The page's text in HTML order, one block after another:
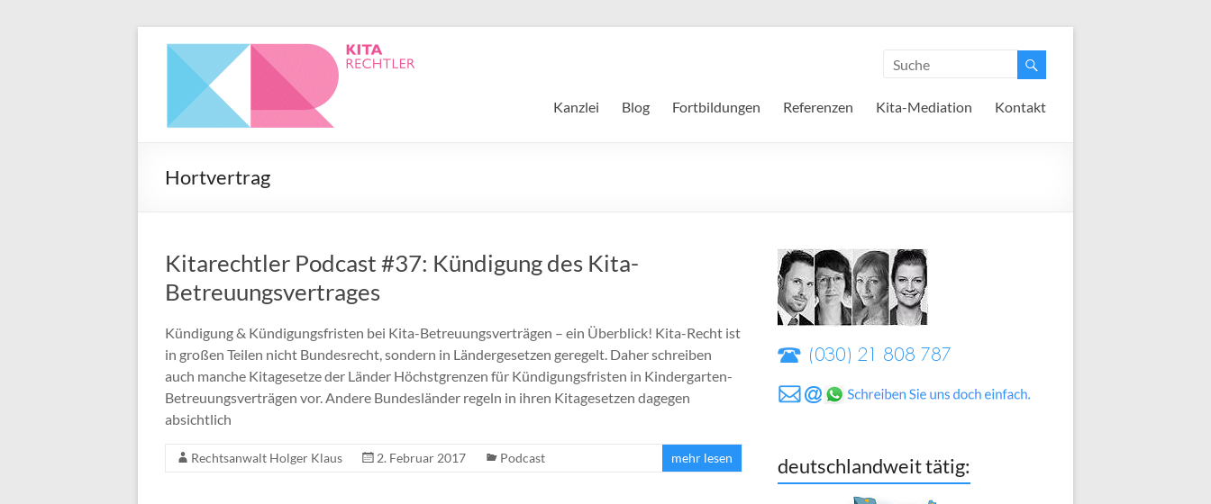
Kanzlei Blog Fortbildungen Referenzen Kita-Mediation Kontakt
Hortvertrag
Kitarechtler Podcast #37: Kündigung des Kita-
Betreuungsvertrages
Kündigung & Kündigungsfristen bei Kita-Betreuungsverträgen – ein Überblick! Kita-Recht ist
in großen Teilen nicht Bundesrecht, sondern in Ländergesetzen geregelt. Daher schreiben
auch manche Kitagesetze der Länder Höchstgrenzen für Kündigungsfristen in Kindergarten-
Betreuungsverträgen vor. Andere Bundesländer regeln in ihren Kitagesetzen dagegen
absichtlich
Rechtsanwalt Holger Klaus 2. Februar 2017 Podcast mehr lesen deutschlandweit tätig: